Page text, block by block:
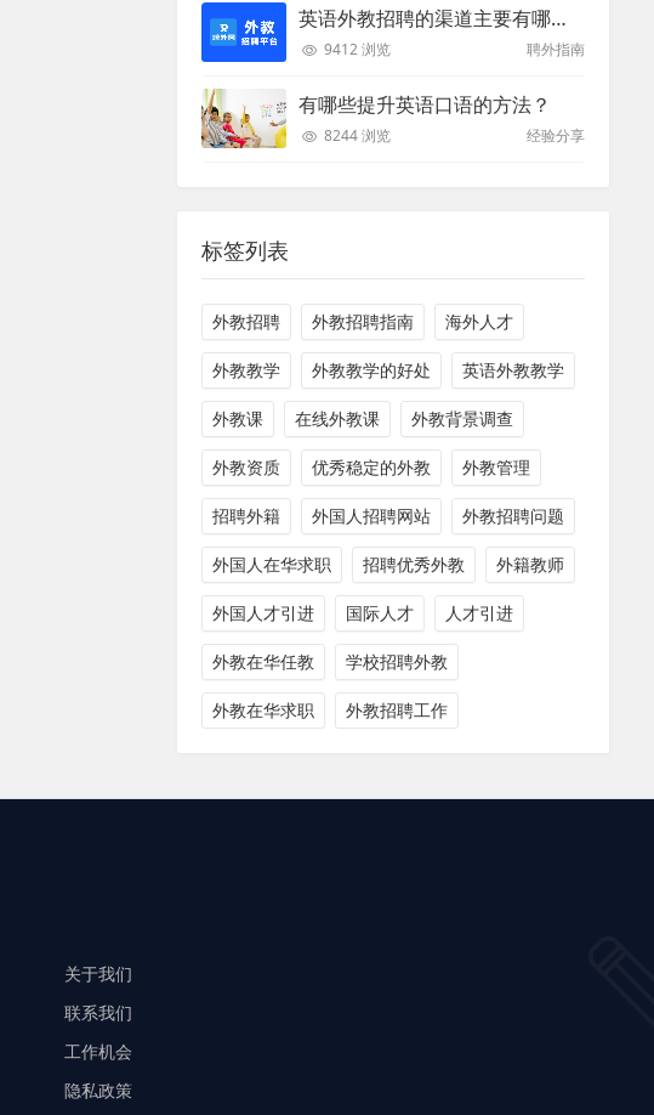
英语外教招聘的渠道主要有哪些？
9412 浏览 聘外指南
有哪些提升英语口语的方法？
8244 浏览 经验分享
标签列表
外教招聘 外教招聘指南 海外人才
外教教学 外教教学的好处 英语外教教学
外教课 在线外教课 外教背景调查
外教资质 优秀稳定的外教 外教管理
招聘外籍 外国人招聘网站 外教招聘问题
外国人在华求职 招聘优秀外教 外籍教师
外国人才引进 国际人才 人才引进
外教在华任教 学校招聘外教
外教在华求职 外教招聘工作
关于我们
联系我们
工作机会
隐私政策